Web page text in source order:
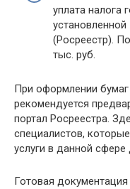
уплата налога
(Росреестр).
тыс. руб.
При оформлении
рекомендуется
портал Росреестра.
специалистов,
услуги в данной сфере
Готовая